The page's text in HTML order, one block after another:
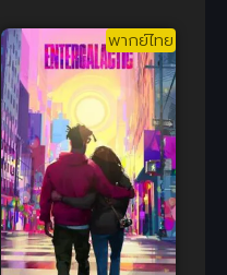
เรื่อง
พากย์ไทย